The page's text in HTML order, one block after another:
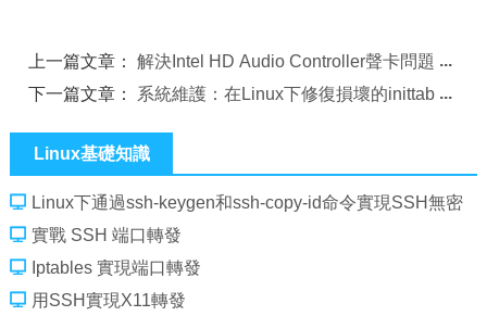
上一篇文章：解決Intel HD Audio Controller聲卡問題
下一篇文章： 系統維護：在Linux下修復損壞的inittab
Linux基礎知識
Linux下通過ssh-keygen和ssh-copy-id命令實現SSH無密
碼登錄訪問
實戰 SSH 端口轉發
Iptables 實現端口轉發
用SSH實現X11轉發